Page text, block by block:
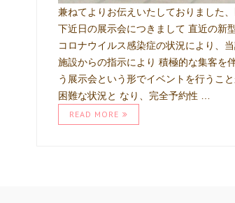
兼ねてよりお伝えいたしておりました
下近日の展示会につきまして 直近の新
コロナウイルス感染症の状況により、
施設からの指示により 積極的な集客を
う展示会という形でイベントを行うこ
困難な状況と なり、完全予約性 …
READ MORE